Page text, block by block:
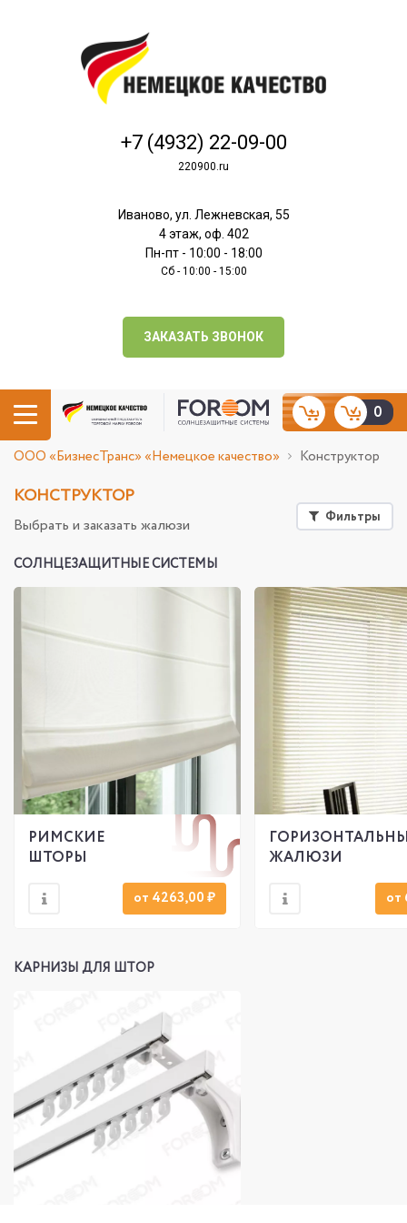
+7 (4932) 22-09-00
220900.ru
Иваново, ул. Лежневская, 55
4 этаж, оф. 402
Пн-пт - 10:00 - 18:00
Сб - 10:00 - 15:00
ЗАКАЗАТЬ ЗВОНОК